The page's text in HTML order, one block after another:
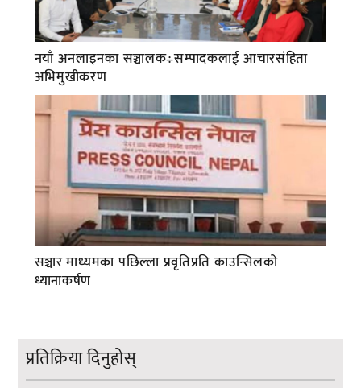
नयाँ अनलाइनका सञ्चालक÷सम्पादकलाई आचारसंहिता
अभिमुखीकरण
सञ्चार माध्यमका पछिल्ला प्रवृतिप्रति काउन्सिलको
ध्यानाकर्षण
प्रतिक्रिया दिनुहोस्